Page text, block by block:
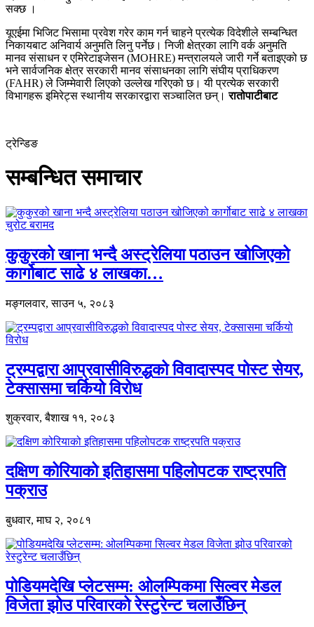
सक्छ ।
यूएईमा भिजिट भिसामा प्रवेश गरेर काम गर्न चाहने प्रत्येक विदेशीले सम्बन्धित
निकायबाट अनिवार्य अनुमति लिनु पर्नेछ। निजी क्षेत्रका लागि वर्क अनुमति
मानव संसाधन र एमिरेटाइजेसन (MOHRE) मन्त्रालयले जारी गर्ने बताइएको छ
भने सार्वजनिक क्षेत्र सरकारी मानव संसाधनका लागि संघीय प्राधिकरण
(FAHR) ले जिम्मेवारी लिएको उल्लेख गरिएको छ। यी प्रत्येक सरकारी
विभागहरू इमिरेट्स स्थानीय सरकारद्वारा सञ्चालित छन्।रातोपाटीबाट
ट्रेन्डिङ
सम्बन्धित समाचार
कुकुरको खाना भन्दै अस्ट्रेलिया पठाउन खोजिएको
कार्गोबाट साढे ४ लाखका…
मङ्गलवार, साउन ५, २०८३
ट्रम्पद्वारा आप्रवासीविरुद्धको विवादास्पद पोस्ट सेयर,
टेक्सासमा चर्कियो विरोध
शुक्रवार, बैशाख ११, २०८३
दक्षिण कोरियाको इतिहासमा पहिलोपटक राष्ट्रपति
पक्राउ
बुधवार, माघ २, २०८१
पोडियमदेखि प्लेटसम्म: ओलम्पिकमा सिल्वर मेडल
विजेता झोउ परिवारको रेस्टुरेन्ट चलाउँछिन्